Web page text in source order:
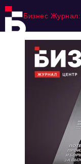
Бизнес Журнал: